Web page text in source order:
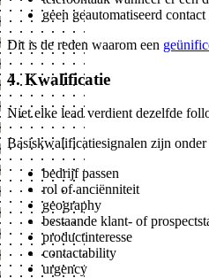
geen geautomatiseerd
Dit is de reden waarom een
4. Kwalificatie
Niet elke lead verdient dezelfde
Basiskwalificatiesignalen zijn onder
bedrijf passen
rol of anciënniteit
geography
bestaande klant- of
productinteresse
contactability
urgency